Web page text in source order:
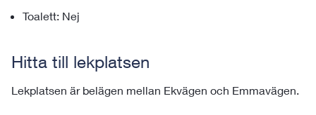
Toalett: Nej
Hitta till lekplatsen
Lekplatsen är belägen mellan Ekvägen och Emmavägen.